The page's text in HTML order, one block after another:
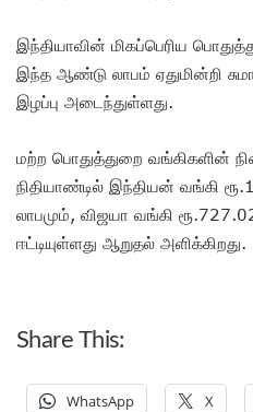
இந்தியாவின் மிகப்பெரிய
இந்த ஆண்டு லாபம் ஏதுமின்றி
இழப்பு அடைந்துள்ளது.
மற்ற பொதுத்துறை வங்கிகளின்
நிதியாண்டில் இந்தியன் வங்கி
லாபமும், விஜயா வங்கி
ஈட்டியுள்ளது ஆறுதல் அளிக்கிறது.
Share This:
WhatsApp X